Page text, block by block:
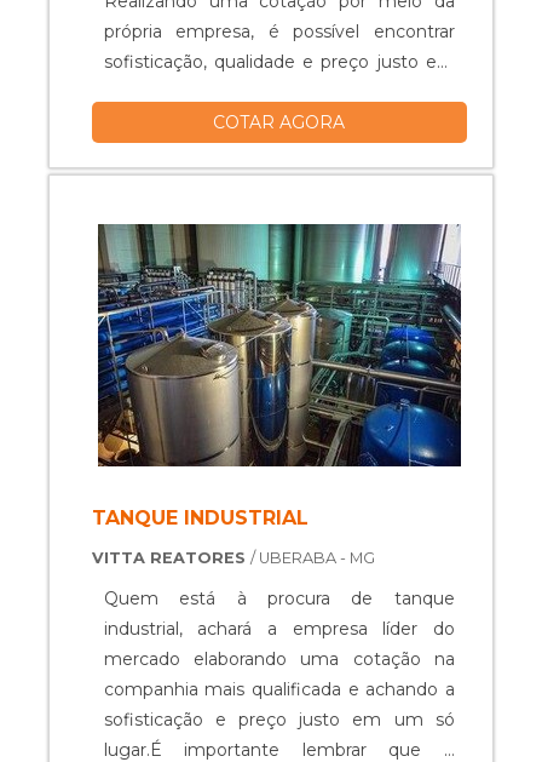
própria empresa, é possível encontrar
sofisticação, qualidade e preço justo em
misturador, com os colaboradores da
benefício com equipamentos específicos
mais diversos tipos de prod...
COTAR AGORA
TANQUE INDUSTRIAL
VITTA REATORES / UBERABA - MG
Quem está à procura de tanque
industrial, achará a empresa líder do
mercado elaborando uma cotação na
companhia mais qualificada e achando a
sofisticação e preço justo em um só
lugar.É importante lembrar que o